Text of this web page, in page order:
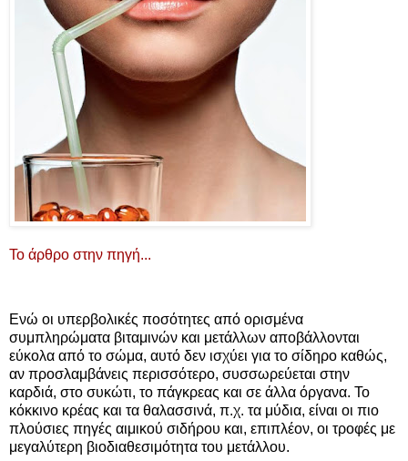
Το άρθρο στην πηγή...
Ενώ οι υπερβολικές ποσότητες από ορισμένα
συμπληρώματα βιταμινών και μετάλλων αποβάλλονται
εύκολα από το σώμα, αυτό δεν ισχύει για το σίδηρο καθώς,
αν προσλαμβάνεις περισσότερο, συσσωρεύεται στην
καρδιά, στο συκώτι, το πάγκρεας και σε άλλα όργανα. Το
κόκκινο κρέας και τα θαλασσινά, π.χ. τα μύδια, είναι οι πιο
πλούσιες πηγές αιμικού σιδήρου και, επιπλέον, οι τροφές με
μεγαλύτερη βιοδιαθεσιμότητα του μετάλλου.